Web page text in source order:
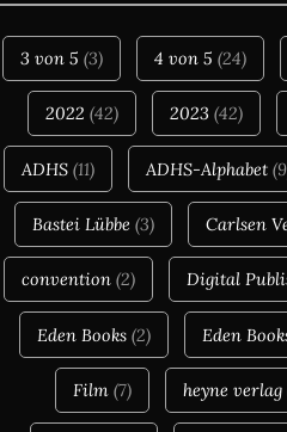
3 von 5 (3) 4 von 5 (24)
2022 (42) 2023 (42)
ADHS(11) ADHS-Alphabet
Bastei Lübbe (3) Carlsen
convention (2) Digital
Eden Books (2) Eden
Film (7) heyne verlag